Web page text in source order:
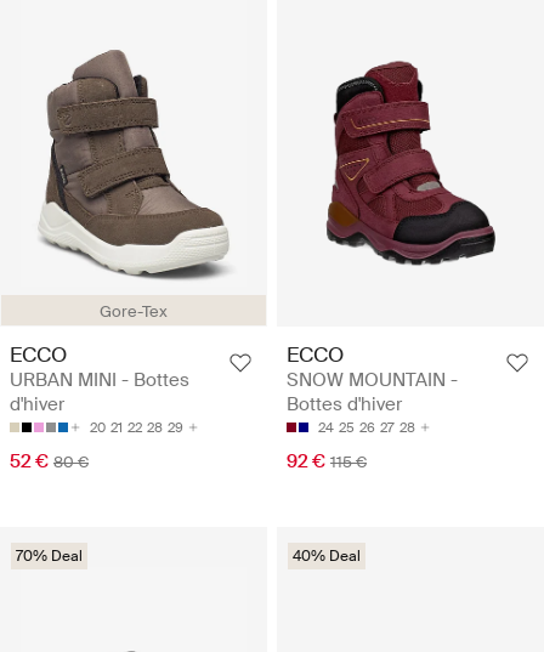
Gore-Tex
ECCO
URBAN MINI - Bottes
d'hiver
20 21 22 28 29
52 € 80 €
ECCO
SNOW MOUNTAIN -
Bottes d'hiver
24 25 26 27 28
92 € 115 €
70% Deal 40% Deal